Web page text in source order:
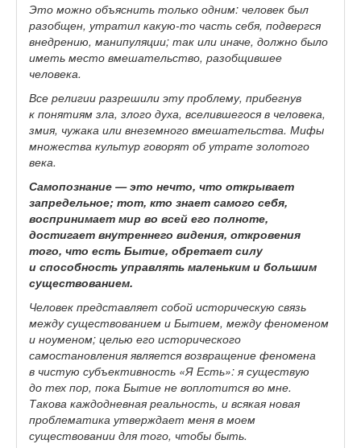
Это можно объяснить только одним: человек был
разобщен, утратил какую-то часть себя, подвергся
внедрению, манипуляции; так или иначе, должно было
иметь место вмешательство, разобщившее
человека.
Все религии разрешили эту проблему, прибегнув
к понятиям зла, злого духа, вселившегося в человека,
змия, чужака или внеземного вмешательства. Мифы
множества культур говорят об утрате золотого
века.
Самопознание — это нечто, что открывает
запредельное; тот, кто знает самого себя,
воспринимает мир во всей его полноте,
достигает внутреннего видения, откровения
того, что есть Бытие, обретает силу
и способность управлять маленьким и большим
существованием.
Человек представляет собой историческую связь
между существованием и Бытием, между феноменом
и ноуменом; целью его исторического
самостановления является возвращение феномена
в чистую субъективность «Я Есть»: я существую
до тех пор, пока Бытие не воплотится во мне.
Такова каждодневная реальность, и всякая новая
проблематика утверждает меня в моем
существовании для того, чтобы быть.